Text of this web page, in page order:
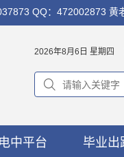
QQ：472002873 黄
2026年8月6日 星期四
电中平台 毕业出